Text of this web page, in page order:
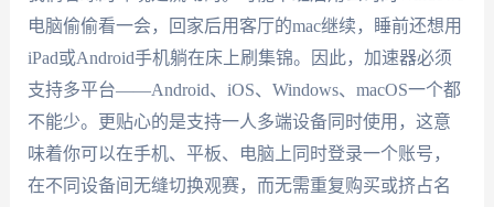
电脑偷偷看一会，回家后用客厅的mac继续，睡前还想用
iPad或Android手机躺在床上刷集锦。因此，加速器必须
支持多平台——Android、iOS、Windows、macOS一个都
不能少。更贴心的是支持一人多端设备同时使用，这意
味着你可以在手机、平板、电脑上同时登录一个账号，
在不同设备间无缝切换观赛，而无需重复购买或挤占名